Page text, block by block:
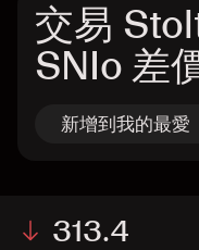
交易
SNIo 差
新增到我的最愛
313.4